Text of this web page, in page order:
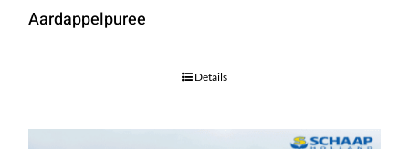
Aardappelpuree
Details